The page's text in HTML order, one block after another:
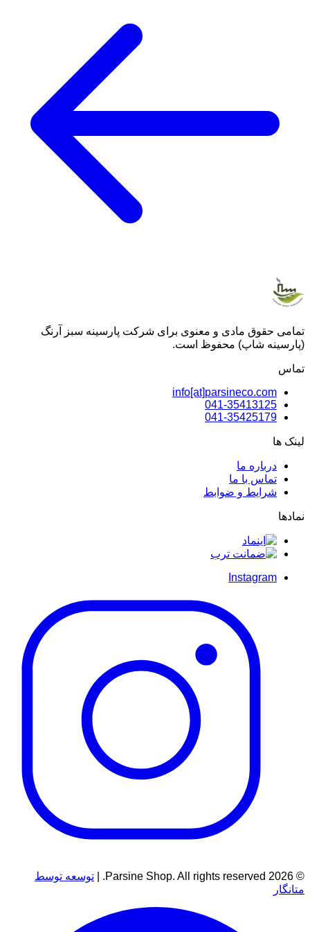
تمامی حقوق مادی و معنوی برای شرکت پارسینه سبز آرنگ
(پارسینه شاپ) محفوظ است.
تماس
info[at]parsineco.com
041-35413125
041-35425179
لینک ها
درباره ما
تماس با ما
شرایط و ضوابط
نمادها
Instagram
© 2026 Parsine Shop. All rights reserved. |
توسعه توسط
متانگار